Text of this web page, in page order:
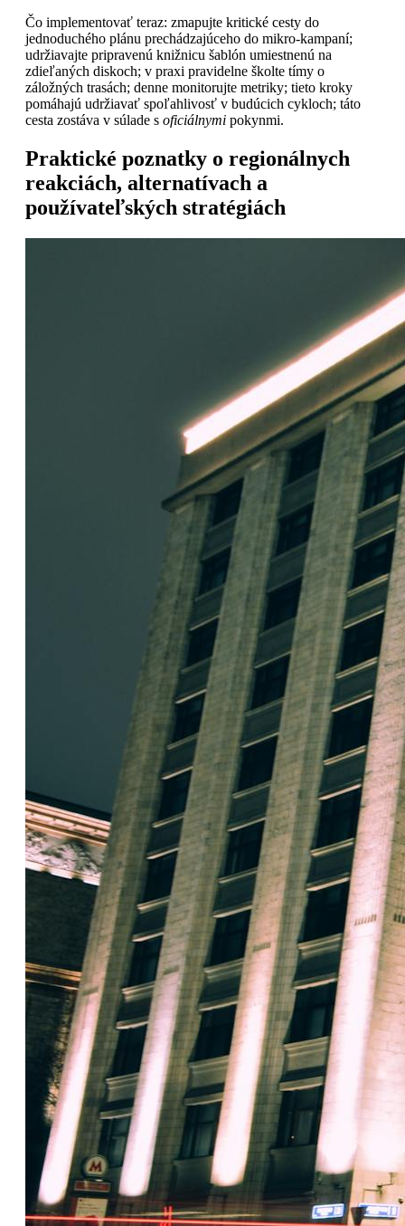
Čo implementovať teraz: zmapujte kritické cesty do
jednoduchého plánu prechádzajúceho do mikro-kampaní;
udržiavajte pripravenú knižnicu šablón umiestnenú na
zdieľaných diskoch; v praxi pravidelne školte tímy o
záložných trasách; denne monitorujte metriky; tieto kroky
pomáhajú udržiavať spoľahlivosť v budúcich cykloch; táto
cesta zostáva v súlade s oficiálnymi pokynmi.
Praktické poznatky o regionálnych
reakciách, alternatívach a
používateľských stratégiách